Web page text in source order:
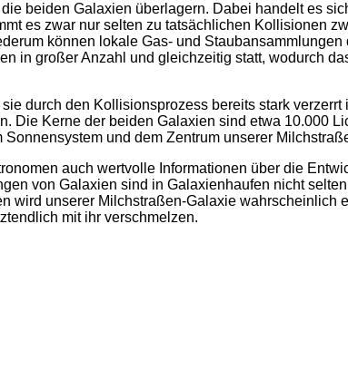
beiden Galaxien überlagern. Dabei handelt es
es zwar nur selten zu tatsächlichen Kollisionen
können lokale Gas- und
in großer Anzahl und gleichzeitig statt, wodurch
durch den Kollisionsprozess bereits stark
Die Kerne der beiden Galaxien sind etwa 10.000
und dem Zentrum unserer
auch wertvolle Informationen über die
von Galaxien sind in Galaxienhaufen nicht
wird unserer Milchstraßen-Galaxie wahrscheinlich
mit ihr verschmelzen.